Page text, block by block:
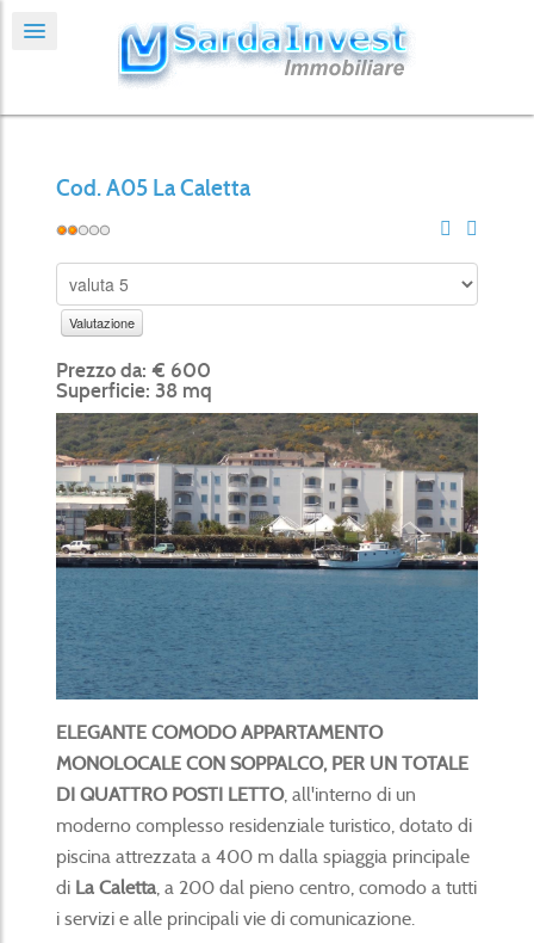
Cod. A05 La Caletta
Prezzo da: € 600
Superficie: 38 mq
ELEGANTE COMODO APPARTAMENTO
MONOLOCALE CON SOPPALCO, PER UN TOTALE
DI QUATTRO POSTI LETTO, all'interno di un
moderno complesso residenziale turistico, dotato di
piscina attrezzata a 400 m dalla spiaggia principale
di La Caletta, a 200 dal pieno centro, comodo a tutti
i servizi e alle principali vie di comunicazione.